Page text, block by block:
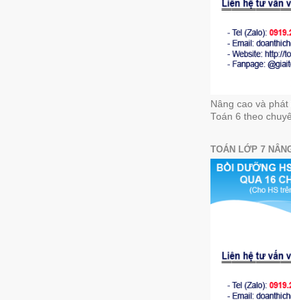
Nâng cao và
Toán 6 theo
TOÁN LỚP 7